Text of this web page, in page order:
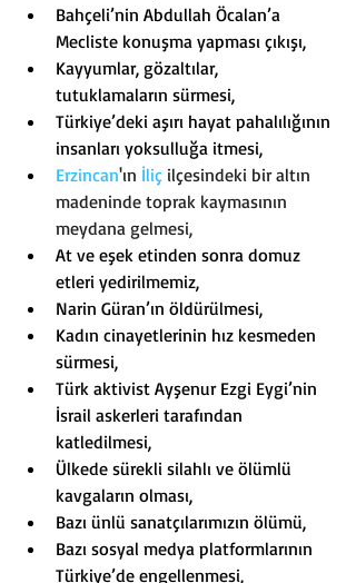
Bahçeli’nin Abdullah Öcalan’a
Mecliste konuşma yapması çıkışı,
Kayyumlar, gözaltılar,
tutuklamaların sürmesi,
Türkiye’deki aşırı hayat pahalılığının
insanları yoksulluğa itmesi,
Erzincan'ın İliç ilçesindeki bir altın
madeninde toprak kaymasının
meydana gelmesi,
At ve eşek etinden sonra domuz
etleri yedirilmemiz,
Narin Güran’ın öldürülmesi,
Kadın cinayetlerinin hız kesmeden
sürmesi,
Türk aktivist Ayşenur Ezgi Eygi’nin
İsrail askerleri tarafından
katledilmesi,
Ülkede sürekli silahlı ve ölümlü
kavgaların olması,
Bazı ünlü sanatçılarımızın ölümü,
Bazı sosyal medya platformlarının
Türkiye’de engellenmesi,